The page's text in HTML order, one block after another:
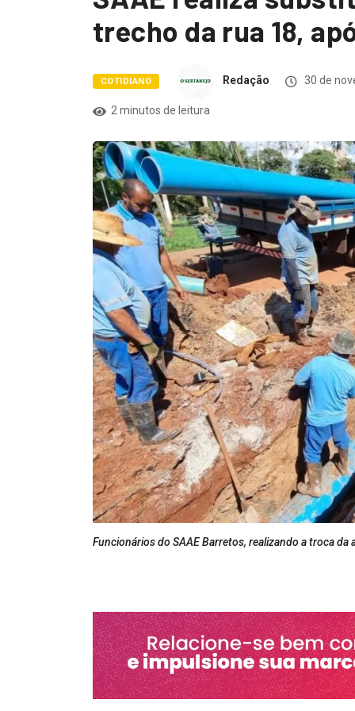
trecho da rua 18,
COTIDIANO Redação 30 de
2 minutos de leitura
Funcionários do SAAE Barretos, realizando a troca